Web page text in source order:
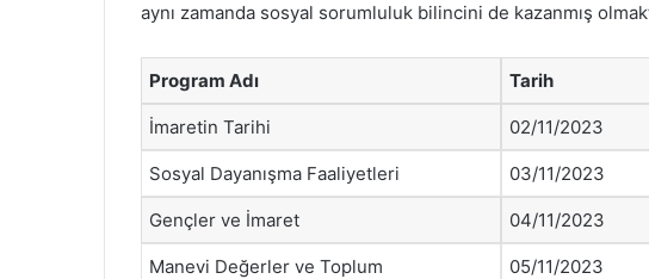
aynı zamanda sosyal sorumluluk bilincini de kazanmış
Program Adı Tarih
İmaretin Tarihi 02/11/2023
Sosyal Dayanışma Faaliyetleri 03/11/2023
Gençler ve İmaret 04/11/2023
Manevi Değerler ve Toplum 05/11/2023